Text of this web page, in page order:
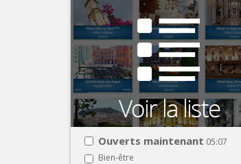
Ouverts maintenant 05:07
Bien-être